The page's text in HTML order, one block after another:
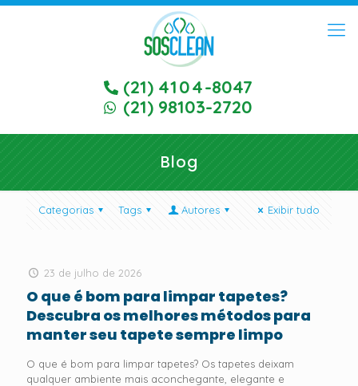
(21) 4104-8047
(21) 98103-2720
Blog
Categorias Tags Autores Exibir tudo
23 de julho de 2026
O que é bom para limpar tapetes?
Descubra os melhores métodos para
manter seu tapete sempre limpo
O que é bom para limpar tapetes? Os tapetes deixam
qualquer ambiente mais aconchegante, elegante e